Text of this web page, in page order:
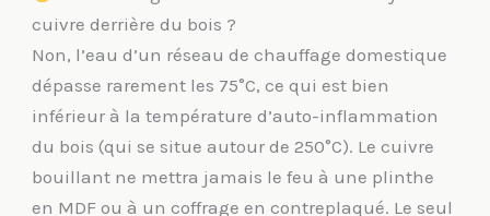
cuivre derrière du bois ?
Non, l’eau d’un réseau de chauffage domestique
dépasse rarement les 75°C, ce qui est bien
inférieur à la température d’auto-inflammation
du bois (qui se situe autour de 250°C). Le cuivre
bouillant ne mettra jamais le feu à une plinthe
en MDF ou à un coffrage en contreplaqué. Le seul